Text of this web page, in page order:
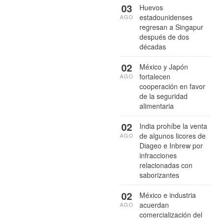
Huevos
estadounidenses
regresan a Singapur
después de dos
décadas
03
AGO
México y Japón
fortalecen
cooperación en favor
de la seguridad
alimentaria
02
AGO
India prohíbe la venta
de algunos licores de
Diageo e Inbrew por
infracciones
relacionadas con
saborizantes
02
AGO
México e industria
acuerdan
comercialización del
02
AGO